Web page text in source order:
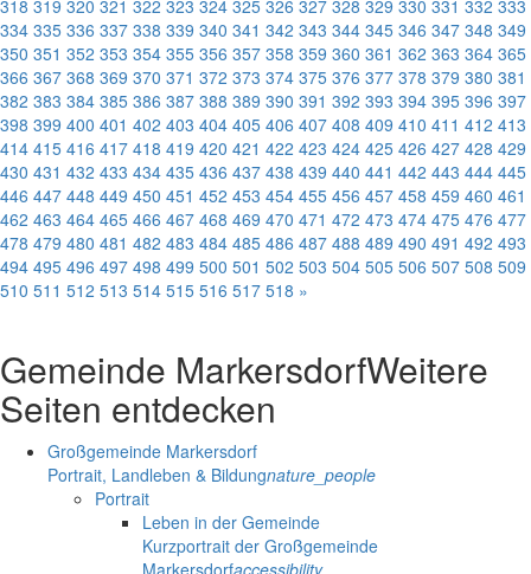
318 319 320 321 322 323 324 325 326 327 328 329 330 331 332 333
334 335 336 337 338 339 340 341 342 343 344 345 346 347 348 349
350 351 352 353 354 355 356 357 358 359 360 361 362 363 364 365
366 367 368 369 370 371 372 373 374 375 376 377 378 379 380 381
382 383 384 385 386 387 388 389 390 391 392 393 394 395 396 397
398 399 400 401 402 403 404 405 406 407 408 409 410 411 412 413
414 415 416 417 418 419 420 421 422 423 424 425 426 427 428 429
430 431 432 433 434 435 436 437 438 439 440 441 442 443 444 445
446 447 448 449 450 451 452 453 454 455 456 457 458 459 460 461
462 463 464 465 466 467 468 469 470 471 472 473 474 475 476 477
478 479 480 481 482 483 484 485 486 487 488 489 490 491 492 493
494 495 496 497 498 499 500 501 502 503 504 505 506 507 508 509
510 511 512 513 514 515 516 517 518 »
Gemeinde MarkersdorfWeitere
Seiten entdecken
Großgemeinde Markersdorf
Portrait, Landleben & Bildungnature_people
Portrait
Leben in der Gemeinde
Kurzportrait der Großgemeinde
Markersdorfaccessibility